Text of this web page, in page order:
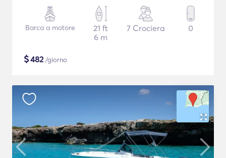
Barca a motore
21 ft
6 m
7 Crociera 0
$482/giorno